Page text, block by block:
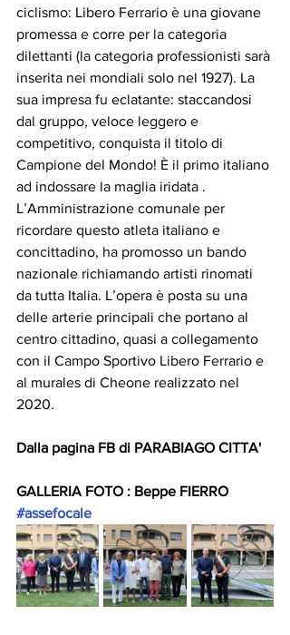
ciclismo: Libero Ferrario è una giovane
promessa e corre per la categoria
dilettanti (la categoria professionisti sarà
inserita nei mondiali solo nel 1927). La
sua impresa fu eclatante: staccandosi
dal gruppo, veloce leggero e
competitivo, conquista il titolo di
Campione del Mondo! È il primo italiano
ad indossare la maglia iridata .
L’Amministrazione comunale per
ricordare questo atleta italiano e
concittadino, ha promosso un bando
nazionale richiamando artisti rinomati
da tutta Italia. L’opera è posta su una
delle arterie principali che portano al
centro cittadino, quasi a collegamento
con il Campo Sportivo Libero Ferrario e
al murales di Cheone realizzato nel
2020.
Dalla pagina FB di PARABIAGO CITTA'
GALLERIA FOTO : Beppe FIERRO
#assefocale